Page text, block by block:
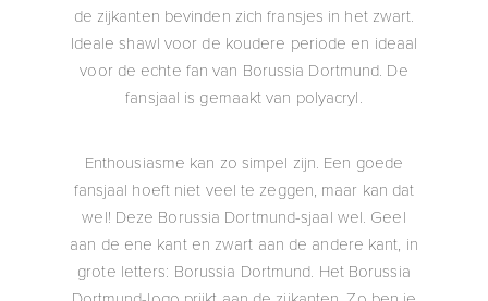
de zijkanten bevinden zich fransjes in het zwart.
Ideale shawl voor de koudere periode en ideaal
voor de echte fan van Borussia Dortmund. De
fansjaal is gemaakt van polyacryl.
Enthousiasme kan zo simpel zijn. Een goede
fansjaal hoeft niet veel te zeggen, maar kan dat
wel! Deze Borussia Dortmund-sjaal wel. Geel
aan de ene kant en zwart aan de andere kant, in
grote letters: Borussia Dortmund. Het Borussia